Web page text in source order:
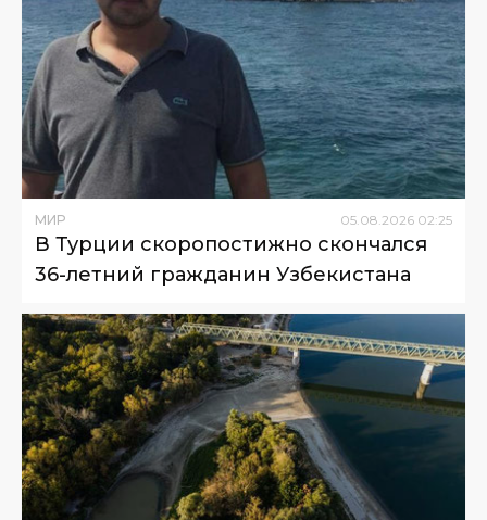
МИР 05.08.2026 02:25
В Турции скоропостижно скончался
36-летний гражданин Узбекистана